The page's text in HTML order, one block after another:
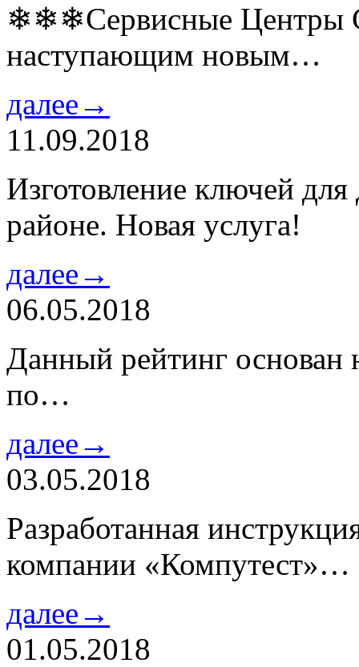
❄❄❄Сервисные Центры
наступающим новым…
далее→
11.09.2018
Изготовление ключей
районе. Новая услуга!
далее→
06.05.2018
Данный рейтинг основан
по…
далее→
03.05.2018
Разработанная
компании «Компутест»…
далее→
01.05.2018